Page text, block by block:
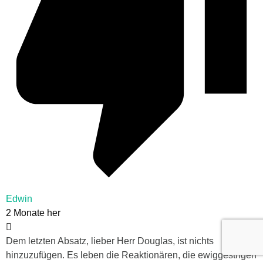
Edwin
2 Monate her
Dem letzten Absatz, lieber Herr Douglas, ist nichts
hinzuzufügen. Es leben die Reaktionären, die ewiggestrigen